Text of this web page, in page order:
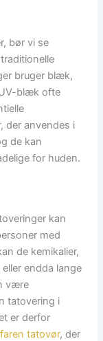
bør vi se
bruger blæk,
blæk ofte
der anvendes i
de kan
for huden.
kan
med
de kemikalier,
endda lange
være
tatovering i
er derfor
tatovør, der